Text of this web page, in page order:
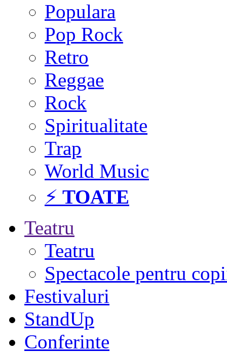
Populara
Pop Rock
Retro
Reggae
Rock
Spiritualitate
Trap
World Music
⚡ TOATE
Teatru
Teatru
Spectacole pentru
Festivaluri
StandUp
Conferinte